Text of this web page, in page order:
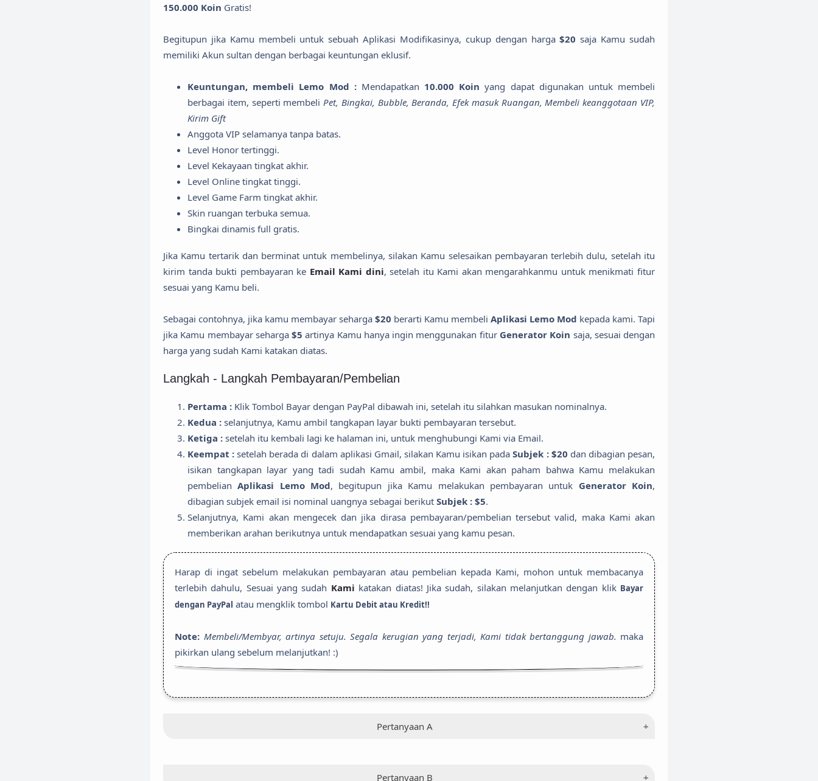
150.000 Koin Gratis!
Begitupun jika Kamu membeli untuk sebuah Aplikasi Modifikasinya, cukup dengan harga$20 saja Kamu sudah
memiliki Akun sultan dengan berbagai keuntungan eklusif.
Keuntungan, membeli Lemo Mod :Mendapatkan 10.000 Koin yang dapat digunakan untuk membeli
berbagai item, seperti membeli Pet, Bingkai, Bubble, Beranda, Efek masuk Ruangan, Membeli keanggotaan VIP,
Kirim Gift
Anggota VIP selamanya tanpa batas.
Level Honor tertinggi.
Level Kekayaan tingkat akhir.
Level Online tingkat tinggi.
Level Game Farm tingkat akhir.
Skin ruangan terbuka semua.
Bingkai dinamis full gratis.
Jika Kamu tertarik dan berminat untuk membelinya, silakan Kamu selesaikan pembayaran terlebih dulu, setelah itu
kirim tanda bukti pembayaran ke Email Kami dini, setelah itu Kami akan mengarahkanmu untuk menikmati fitur
sesuai yang Kamu beli.
Sebagai contohnya, jika kamu membayar seharga $20 berarti Kamu membeli Aplikasi Lemo Mod kepada kami. Tapi
jika Kamu membayar seharga$5 artinya Kamu hanya ingin menggunakan fitur Generator Koin saja, sesuai dengan
harga yang sudah Kami katakan diatas.
Langkah - Langkah Pembayaran/Pembelian
Pertama : Klik Tombol Bayar dengan PayPal dibawah ini, setelah itu silahkan masukan nominalnya.
Kedua : selanjutnya, Kamu ambil tangkapan layar bukti pembayaran tersebut.
Ketiga : setelah itu kembali lagi ke halaman ini, untuk menghubungi Kami via Email.
Keempat : setelah berada di dalam aplikasi Gmail, silakan Kamu isikan padaSubjek : $20 dan dibagian pesan,
isikan tangkapan layar yang tadi sudah Kamu ambil, maka Kami akan paham bahwa Kamu melakukan
pembelianAplikasi Lemo Mod, begitupun jika Kamu melakukan pembayaran untuk Generator Koin,
dibagian subjek email isi nominal uangnya sebagai berikut Subjek : $5.
Selanjutnya, Kami akan mengecek dan jika dirasa pembayaran/pembelian tersebut valid, maka Kami akan
memberikan arahan berikutnya untuk mendapatkan sesuai yang kamu pesan.
Harap di ingat sebelum melakukan pembayaran atau pembelian kepada Kami, mohon untuk membacanya
terlebih dahulu, Sesuai yang sudah Kami katakan diatas! Jika sudah, silakan melanjutkan dengan klik Bayar
dengan PayPal atau mengklik tombol Kartu Debit atau Kredit!!
Note: Membeli/Membyar, artinya setuju. Segala kerugian yang terjadi, Kami tidak bertanggung jawab. maka
pikirkan ulang sebelum melanjutkan! :)
Pertanyaan A
Pertanyaan B